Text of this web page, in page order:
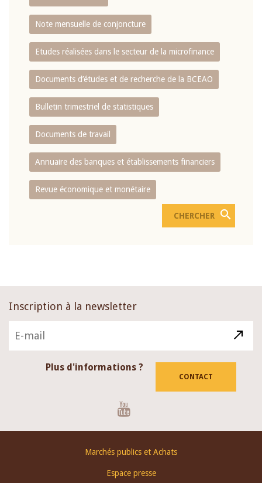
Note mensuelle de conjoncture
Etudes réalisées dans le secteur de la microfinance
Documents d’études et de recherche de la BCEAO
Bulletin trimestriel de statistiques
Documents de travail
Annuaire des banques et établissements financiers
Revue économique et monétaire
Inscription à la newsletter
Plus d'informations ?
CONTACT
Marchés publics et Achats
Espace presse